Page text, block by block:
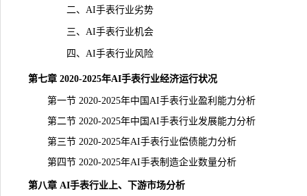
二、AI手表行业劣势
三、AI手表行业机会
四、AI手表行业风险
第七章 2020-2025年AI手表行业经济运行状况
第一节 2020-2025年中国AI手表行业盈利能力分析
第二节 2020-2025年中国AI手表行业发展能力分析
第三节 2020-2025年AI手表行业偿债能力分析
第四节 2020-2025年AI手表制造企业数量分析
第八章 AI手表行业上、下游市场分析